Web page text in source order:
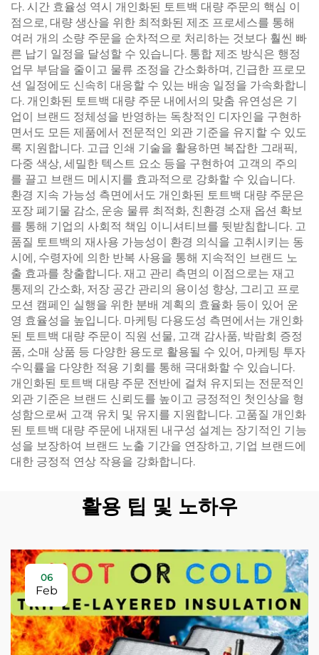
다. 시간 효율성 역시 개인화된 토트백 대량 주문의 핵심 이
점으로, 대량 생산을 위한 최적화된 제조 프로세스를 통해
여러 개의 소량 주문을 순차적으로 처리하는 것보다 훨씬 빠
른 납기 일정을 달성할 수 있습니다. 통합 제조 방식은 행정
업무 부담을 줄이고 물류 조정을 간소화하며, 긴급한 프로모
션 일정에도 신속히 대응할 수 있는 배송 일정을 가속화합니
다. 개인화된 토트백 대량 주문 내에서의 맞춤 유연성은 기
업이 브랜드 정체성을 반영하는 독창적인 디자인을 구현하
면서도 모든 제품에서 전문적인 외관 기준을 유지할 수 있도
록 지원합니다. 고급 인쇄 기술을 활용하면 복잡한 그래픽,
다중 색상, 세밀한 텍스트 요소 등을 구현하여 고객의 주의
를 끌고 브랜드 메시지를 효과적으로 강화할 수 있습니다.
환경 지속 가능성 측면에서도 개인화된 토트백 대량 주문은
포장 폐기물 감소, 운송 물류 최적화, 친환경 소재 옵션 확보
를 통해 기업의 사회적 책임 이니셔티브를 뒷받침합니다. 고
품질 토트백의 재사용 가능성이 환경 의식을 고취시키는 동
시에, 수령자에 의한 반복 사용을 통해 지속적인 브랜드 노
출 효과를 창출합니다. 재고 관리 측면의 이점으로는 재고
통제의 간소화, 저장 공간 관리의 용이성 향상, 그리고 프로
모션 캠페인 실행을 위한 분배 계획의 효율화 등이 있어 운
영 효율성을 높입니다. 마케팅 다용도성 측면에서는 개인화
된 토트백 대량 주문이 직원 선물, 고객 감사품, 박람회 증정
품, 소매 상품 등 다양한 용도로 활용될 수 있어, 마케팅 투자
수익률을 다양한 적용 기회를 통해 극대화할 수 있습니다.
개인화된 토트백 대량 주문 전반에 걸쳐 유지되는 전문적인
외관 기준은 브랜드 신뢰도를 높이고 긍정적인 첫인상을 형
성함으로써 고객 유치 및 유지를 지원합니다. 고품질 개인화
된 토트백 대량 주문에 내재된 내구성 설계는 장기적인 기능
성을 보장하여 브랜드 노출 기간을 연장하고, 기업 브랜드에
대한 긍정적 연상 작용을 강화합니다.
활용 팁 및 노하우
06
Feb